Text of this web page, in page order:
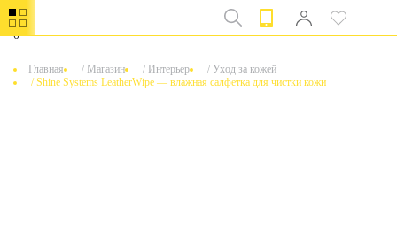
0
Главная / Магазин / Интерьер / Уход за кожей
/Shine Systems LeatherWipe — влажная салфетка для чистки кожи